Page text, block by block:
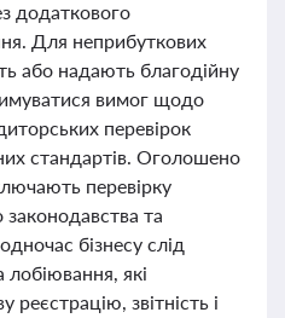
додаткового
Для неприбуткових
або надають благодійну
вимог щодо
перевірок
стандартів. Оголошено
перевірку
та
бізнесу слід
лобіювання, які
реєстрацію, звітність і